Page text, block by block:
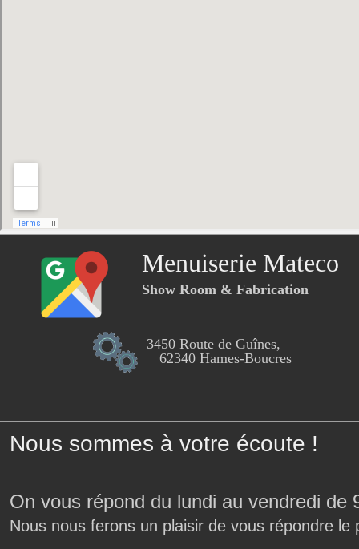
Menuiserie Mateco
Show Room & Fabrication
3450 Route de Guînes,
62340 Hames-Boucres
Nous sommes à votre écoute !
On vous répond du lundi au vendredi
Nous nous ferons un plaisir de vous répondre le